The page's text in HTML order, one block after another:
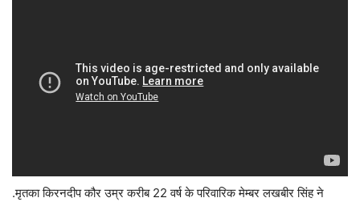
.मृतका किरनदीप कौर उम्र करीब 22 वर्ष के परिवारिक मेम्बर लखबीर सिंह ने